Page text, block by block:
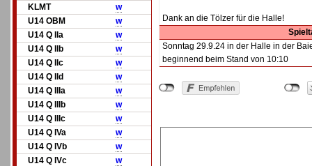
KLMT
w
U14 OBM
w
U14 Q IIa
w
U14 Q IIb
w
U14 Q IIc
w
U14 Q IId
w
U14 Q IIIa
w
U14 Q IIIb
w
U14 Q IIIc
w
U14 Q IVa
w
U14 Q IVb
w
U14 Q IVc
w
Dank an die Tölzer für die Halle!
Sonntag 29.9.24 in der Halle in der
beginnend beim Stand von 10:10